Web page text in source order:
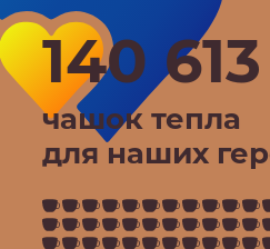
140
чашок тепла
для наших